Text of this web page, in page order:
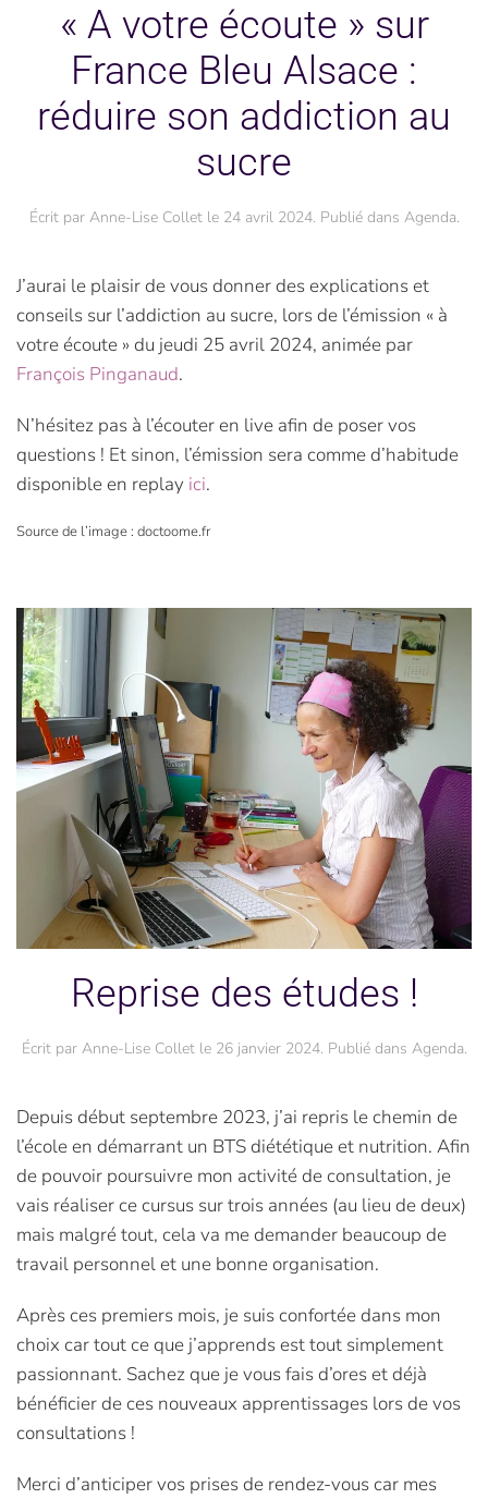
« A votre écoute » sur
France Bleu Alsace :
réduire son addiction au
sucre
Écrit par Anne-Lise Colletle 24 avril 2024. Publié dans Agenda.
J’aurai le plaisir de vous donner des explications et
conseils sur l’addiction au sucre, lors de l’émission « à
votre écoute » du jeudi 25 avril 2024, animée par
François Pinganaud.
N’hésitez pas à l’écouter en live afin de poser vos
questions ! Et sinon, l’émission sera comme d’habitude
disponible en replay ici.
Source de l’image : doctoome.fr
Reprise des études !
Écrit par Anne-Lise Colletle 26 janvier 2024. Publié dans Agenda.
Depuis début septembre 2023, j’ai repris le chemin de
l’école en démarrant un BTS diététique et nutrition. Afin
de pouvoir poursuivre mon activité de consultation, je
vais réaliser ce cursus sur trois années (au lieu de deux)
mais malgré tout, cela va me demander beaucoup de
travail personnel et une bonne organisation.
Après ces premiers mois, je suis confortée dans mon
choix car tout ce que j’apprends est tout simplement
passionnant. Sachez que je vous fais d’ores et déjà
bénéficier de ces nouveaux apprentissages lors de vos
consultations !
Merci d’anticiper vos prises de rendez-vous car mes